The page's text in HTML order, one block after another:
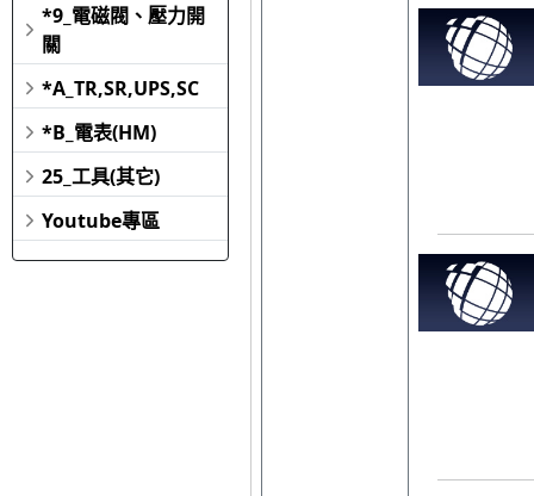
*9_電磁閥、壓力開
關
*A_TR,SR,UPS,SC
*B_電表(HM)
25_工具(其它)
Youtube專區